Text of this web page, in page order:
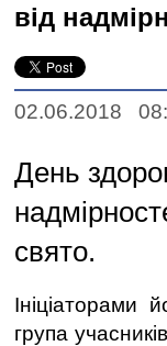
від
02.06.2018
День
свято.
Ініціаторами
група